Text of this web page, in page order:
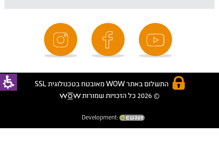
התשלום באתר WOW מאובטח בטכנולוגית SSL
© 2026 כל הזכויות שמורות
Development: